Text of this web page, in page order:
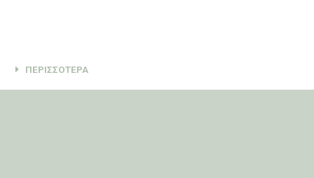
ΠΕΡΙΣΣΟΤΕΡΑ